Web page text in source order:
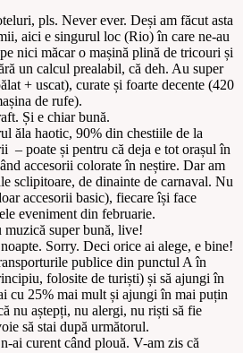
pls. Never ever. Deși am făcut asta
aici e singurul loc (Rio) în care ne-au
nici măcar o mașină plină de tricouri și
un calcul prealabil, că deh. Au super
+ uscat), curate și foarte decente (420
de rufe).
Și e chiar bună.
ăla haotic, 90% din chestiile de la
– poate și pentru că deja e tot orașul în
accesorii colorate în neștire. Dar am
sclipitoare, de dinainte de carnaval. Nu
accesorii basic), fiecare își face
eveniment din februarie.
super bună, live!
Sorry. Deci orice ai alege, e bine!
publice din punctul A în
folosite de turiști) și să ajungi în
cu 25% mai mult și ajungi în mai puțin
nu aștepți, nu alergi, nu riști să fie
să stai după următorul.
ai curent când plouă. V-am zis că